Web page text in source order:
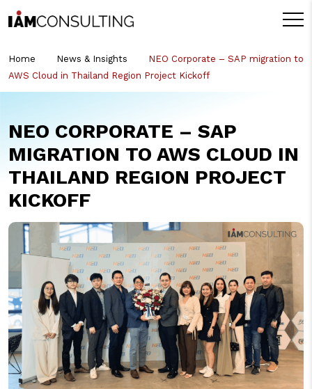
Home News & Insights
NEO Corporate – SAP migration to
AWS Cloud in Thailand Region Project Kickoff
NEO CORPORATE – SAP
MIGRATION TO AWS CLOUD IN
THAILAND REGION PROJECT
KICKOFF